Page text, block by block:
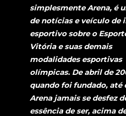
simplesmente Arena, é
de notícias e veículo de
esportivo sobre o
Vitória e suas demais
modalidades esportivas
olímpicas. De abril de
quando foi fundado, até
Arena jamais se desfez
essência de ser, acima